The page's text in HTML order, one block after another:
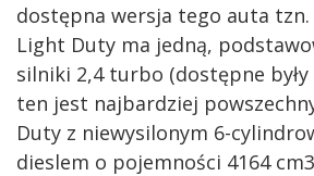
dostępna wersja tego auta tzn.
Light Duty ma jedną,
silniki 2,4 turbo (dostępne
ten jest najbardziej
Duty z niewysilonym 6-
dieslem o pojemności 4164